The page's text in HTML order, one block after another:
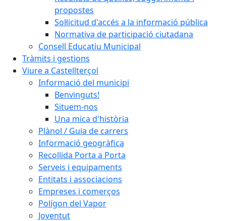
propostes
Sol·licitud d'accés a la informació pública
Normativa de participació ciutadana
Consell Educatiu Municipal
Tràmits i gestions
Viure a Castellterçol
Informació del municipi
Benvinguts!
Situem-nos
Una mica d'història
Plànol / Guia de carrers
Informació geogràfica
Recollida Porta a Porta
Serveis i equipaments
Entitats i associacions
Empreses i comerços
Polígon del Vapor
Joventut